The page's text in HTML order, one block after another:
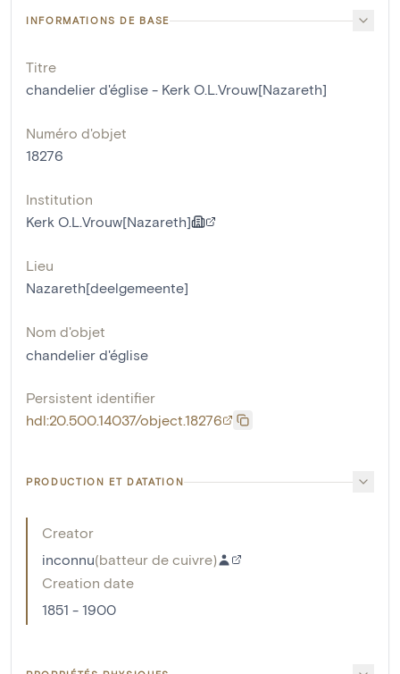
INFORMATIONS DE BASE
Titre
chandelier d'église - Kerk O.L.Vrouw[Nazareth]
Numéro d'objet
18276
Institution
Kerk O.L.Vrouw[Nazareth]
Lieu
Nazareth[deelgemeente]
Nom d'objet
chandelier d'église
Persistent identifier
hdl:20.500.14037/object.18276
PRODUCTION ET DATATION
Creator
inconnu(batteur de cuivre)
Creation date
1851 - 1900